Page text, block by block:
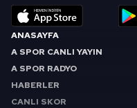
ANASAYFA
A SPOR CANLI YAYIN
A SPOR RADYO
HABERLER
CANLI SKOR